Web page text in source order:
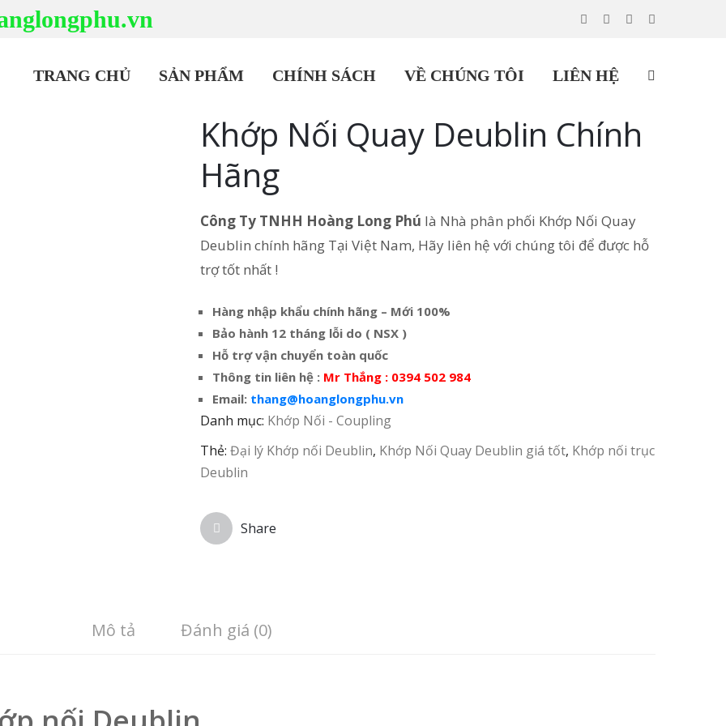
TRANG CHỦ SẢN PHẨM CHÍNH SÁCH VỀ CHÚNG TÔI LIÊN HỆ
Khớp Nối Quay Deublin Chính
Hãng
Công Ty TNHH Hoàng Long Phú là Nhà phân phối Khớp Nối Quay
Deublin chính hãng Tại Việt Nam, Hãy liên hệ với chúng tôi để được hỗ
trợ tốt nhất !
Hàng nhập khẩu chính hãng – Mới 100%
Bảo hành 12 tháng lỗi do ( NSX )
Hỗ trợ vận chuyển toàn quốc
Thông tin liên hệ : Mr Thắng : 0394 502 984
Email: thang@hoanglongphu.vn
Danh mục: Khớp Nối - Coupling
Thẻ:Đại lý Khớp nối Deublin, Khớp Nối Quay Deublin giá tốt, Khớp nối trục
Deublin
Share
Mô tả Đánh giá (0)